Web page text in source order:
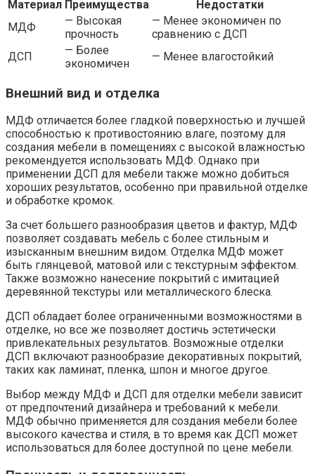
Материал Преимущества
Недостатки
МДФ
— Высокая
прочность
— Менее экономичен по
сравнению с ДСП
ДСП
— Более
экономичен
— Менее влагостойкий
Внешний вид и отделка
МДФ отличается более гладкой поверхностью и лучшей
способностью к противостоянию влаге, поэтому для
создания мебели в помещениях с высокой влажностью
рекомендуется использовать МДФ. Однако при
применении ДСП для мебели также можно добиться
хороших результатов, особенно при правильной отделке
и обработке кромок.
За счет большего разнообразия цветов и фактур, МДФ
позволяет создавать мебель с более стильным и
изысканным внешним видом. Отделка МДФ может
быть глянцевой, матовой или с текстурным эффектом.
Также возможно нанесение покрытий с имитацией
деревянной текстуры или металлического блеска.
ДСП обладает более ограниченными возможностями в
отделке, но все же позволяет достичь эстетически
привлекательных результатов. Возможные отделки
ДСП включают разнообразие декоративных покрытий,
таких как ламинат, пленка, шпон и многое другое.
Выбор между МДФ и ДСП для отделки мебели зависит
от предпочтений дизайнера и требований к мебели.
МДФ обычно применяется для создания мебели более
высокого качества и стиля, в то время как ДСП может
использоваться для более доступной по цене мебели.